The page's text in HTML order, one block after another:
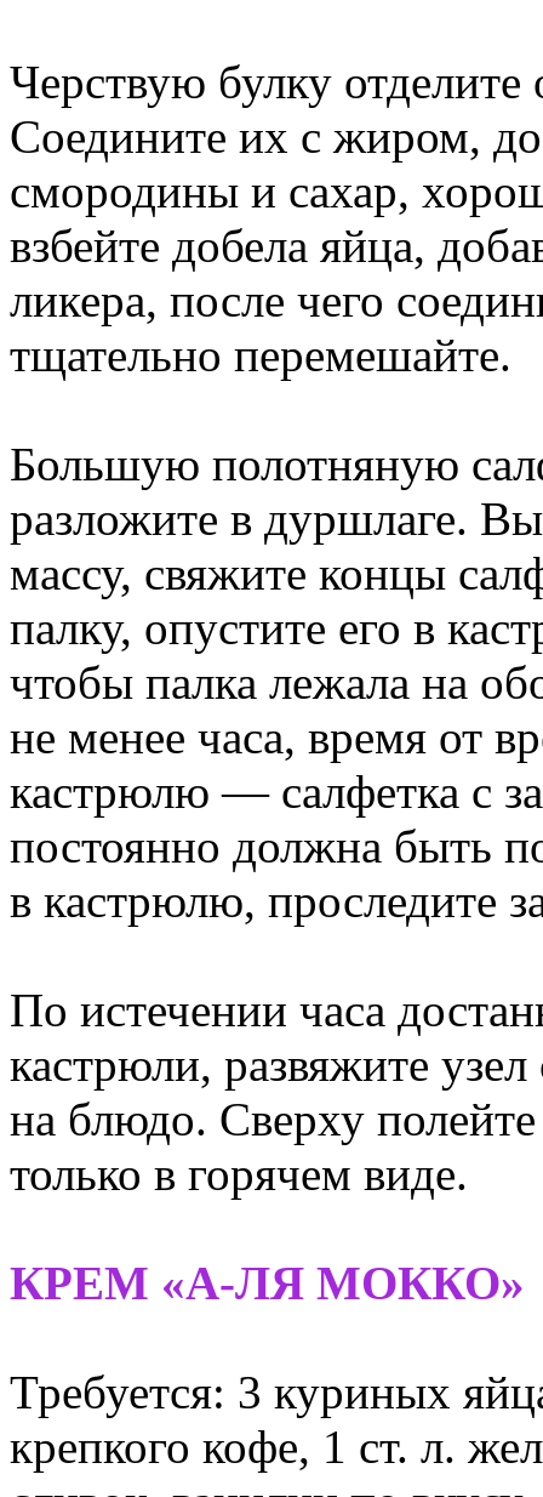
Черствую булку
Соедините их с жиром,
смородины и сахар,
взбейте добела яйца,
ликера, после чего
тщательно перемешайте.
Большую полотняную
разложите в дуршлаге.
массу, свяжите концы
палку, опустите его в
чтобы палка лежала на
не менее часа, время от
кастрюлю — салфетка с
постоянно должна быть
в кастрюлю, проследите
По истечении часа
кастрюли, развяжите
на блюдо. Сверху
только в горячем виде.
КРЕМ «А-ЛЯ МОККО»
Требуется: 3 куриных
крепкого кофе, 1 ст. л.